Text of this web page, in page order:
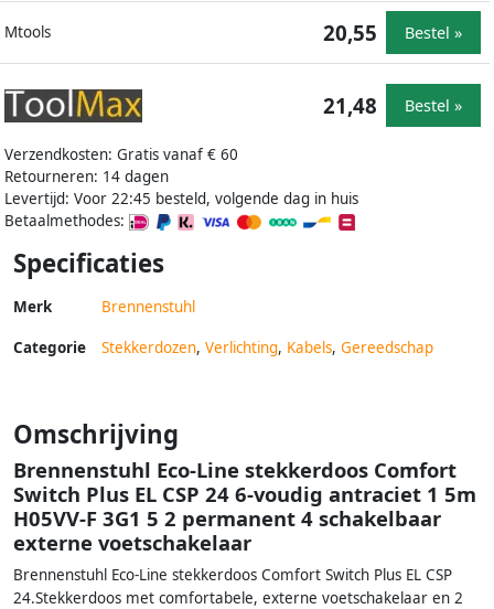
Mtools 20,55 Bestel »
Verzendkosten: Gratis vanaf € 60
Retourneren: 14 dagen
Levertijd: Voor 22:45 besteld, volgende dag in huis
Betaalmethodes:
21,48 Bestel »
Specificaties
Merk Brennenstuhl
Categorie Stekkerdozen, Verlichting, Kabels, Gereedschap
Omschrijving
Brennenstuhl Eco-Line stekkerdoos Comfort
Switch Plus EL CSP 24 6-voudig antraciet 1 5m
H05VV-F 3G1 5 2 permanent 4 schakelbaar
externe voetschakelaar
Brennenstuhl Eco-Line stekkerdoos Comfort Switch Plus EL CSP
24.Stekkerdoos met comfortabele, externe voetschakelaar en 2